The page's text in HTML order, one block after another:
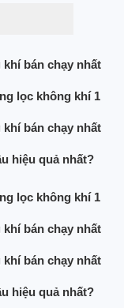
cho 30m)
khí bán chạy nhất
lọc không khí 1
khí bán chạy nhất
hiệu quả nhất?
lọc không khí 1
khí bán chạy nhất
khí bán chạy nhất
hiệu quả nhất?